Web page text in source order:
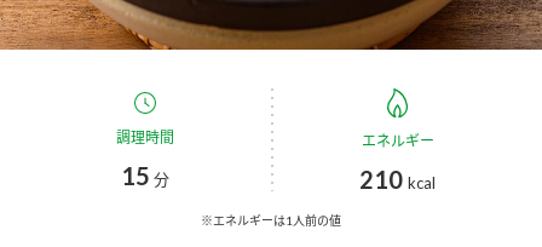
つゆ
スープ 中華
くらしプラ酢
お酢ドリンク
国内事業概要
企業理念
ミツカンの歴史
ミツカンを知る
環境への取り組み
調理時間
15 分
エネルギー
210 kcal
※エネルギーは1人前の値